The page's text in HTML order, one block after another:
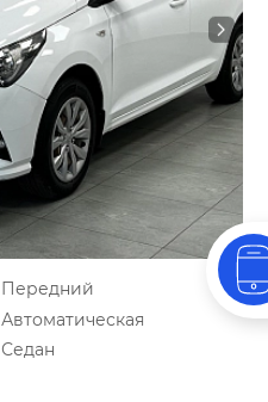
Передний
Автоматическая
Седан